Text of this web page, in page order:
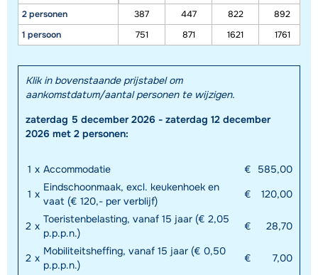
Toon alle accommodaties in dit gebied
exacte locatie kan enigszins afwijken.
2 personen
1 persoon
387
447 822
892
751
871 1621 1761
Klik in bovenstaande prijstabel om
aankomstdatum/aantal personen te wijzigen.
zaterdag 5 december 2026 - zaterdag 12 december
2026 met 2 personen:
1 x Accommodatie €
585,00
1 x
Eindschoonmaak, excl. keukenhoek en
vaat (€ 120,- per verblijf)
€ 120,00
2 x
Toeristenbelasting, vanaf 15 jaar (€ 2,05
p.p.p.n.)
€ 28,70
2 x
Mobiliteitsheffing, vanaf 15 jaar (€ 0,50
p.p.p.n.)
€ 7,00